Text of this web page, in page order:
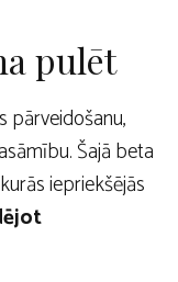
pulēt
pārveidošanu,
Šajā beta
iepriekšējās